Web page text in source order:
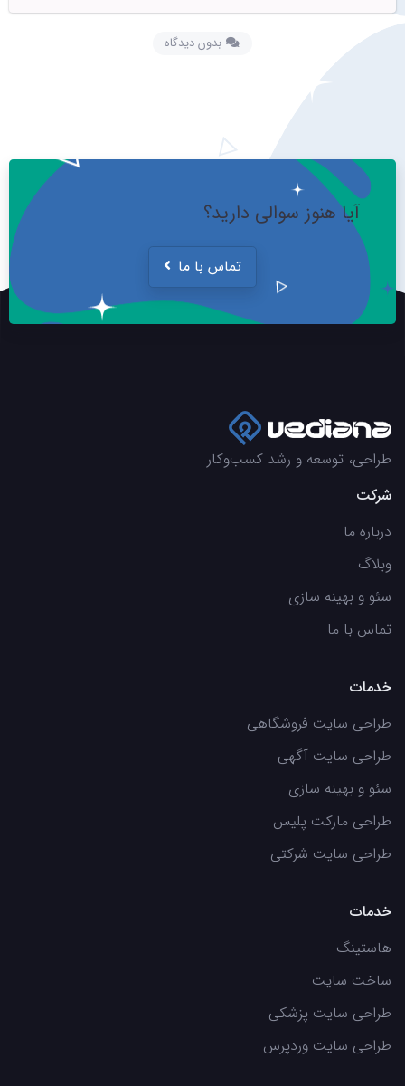
بدون دیدگاه
آیا هنوز سوالی دارید؟
تماس با ما
طراحی، توسعه و رشد کسب‌وکار
شرکت
درباره ما
وبلاگ
سئو و بهینه سازی
تماس با ما
خدمات
طراحی سایت فروشگاهی
طراحی سایت آگهی
سئو و بهینه سازی
طراحی مارکت پلیس
طراحی سایت شرکتی
خدمات
هاستینگ
ساخت سایت
طراحی سایت پزشکی
طراحی سایت وردپرس